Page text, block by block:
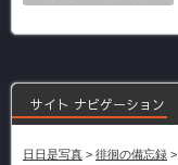
サイト ナビゲーション
日日是写真 > 徘徊の備忘録 >